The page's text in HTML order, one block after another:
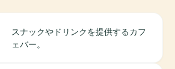
スナックやドリンクを提供するカフ
ェバー。